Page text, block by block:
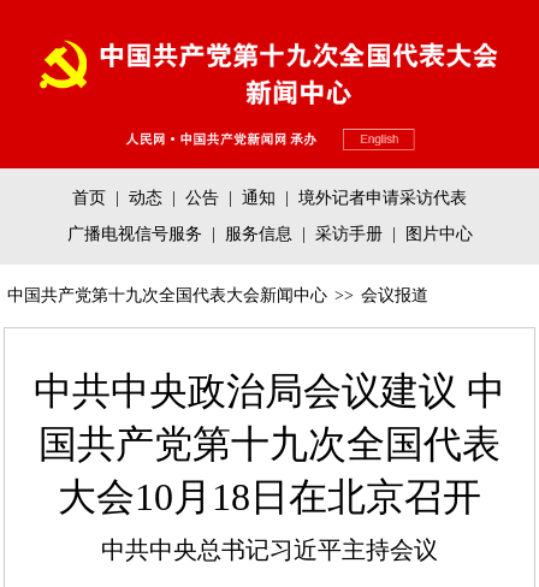
首页 动态 公告 通知
境外记者申请采访代表
广播电视信号服务
服务信息 采访手册 图片中心
中国共产党第十九次全国代表大会新闻中心 >> 会议报道
中共中央政治局会议建议 中
国共产党第十九次全国代表
大会10月18日在北京召开
中共中央总书记习近平主持会议